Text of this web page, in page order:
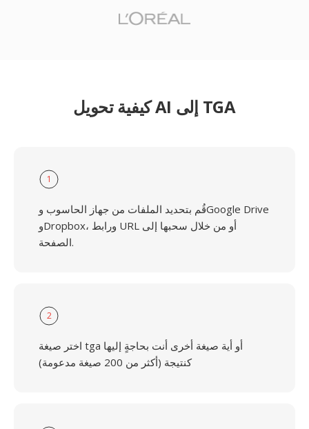
كيفية تحويل AI إلى TGA
1
قُم بتحديد الملفات من جهاز الحاسوب وGoogle Drive
وDropbox، ورابط URL أو من خلال سحبها إلى
الصفحة.
2
اختر صيغة tga أو أية صيغة أخرى أنت بحاجةٍ إليها
كنتيجة (أكثر من 200 صيغة مدعومة)